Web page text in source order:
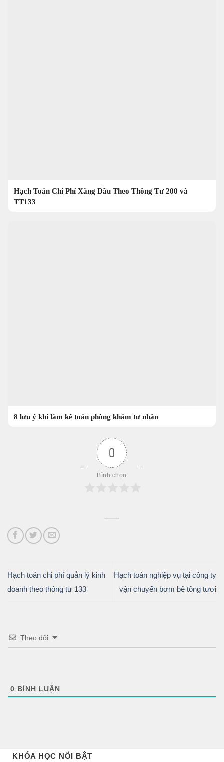
Hạch Toán Chi Phí Xăng Dầu Theo Thông Tư 200 và
TT133
8 lưu ý khi làm kế toán phòng khám tư nhân
0
Bình chọn
Hạch toán chi phí quản lý kinh
doanh theo thông tư 133
Hạch toán nghiệp vụ tại công ty
vận chuyển bơm bê tông tươi
Theo dõi
0 BÌNH LUẬN
KHÓA HỌC NỔI BẬT